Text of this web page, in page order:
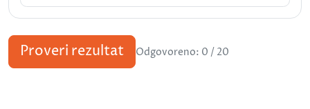
Proveri rezultat Odgovoreno: 0 / 20